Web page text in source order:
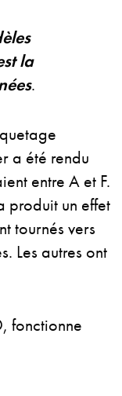
la
.
a été rendu
entre A et F.
produit un effet
tournés vers
Les autres ont
fonctionne